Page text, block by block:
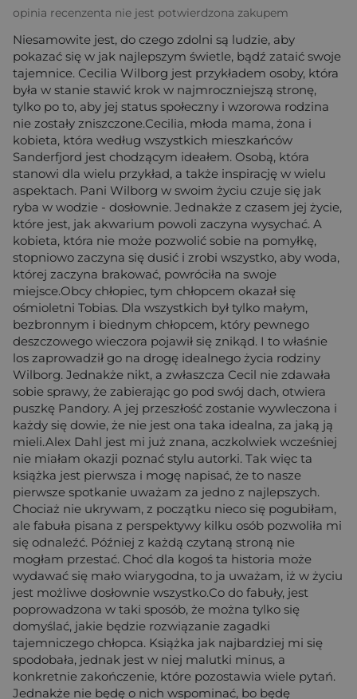
opinia recenzenta nie jest potwierdzona zakupem
Niesamowite jest, do czego zdolni są ludzie, aby
pokazać się w jak najlepszym świetle, bądź zataić swoje
tajemnice. Cecilia Wilborg jest przykładem osoby, która
była w stanie stawić krok w najmroczniejszą stronę,
tylko po to, aby jej status społeczny i wzorowa rodzina
nie zostały zniszczone.Cecilia, młoda mama, żona i
kobieta, która według wszystkich mieszkańców
Sanderfjord jest chodzącym ideałem. Osobą, która
stanowi dla wielu przykład, a także inspirację w wielu
aspektach. Pani Wilborg w swoim życiu czuje się jak
ryba w wodzie - dosłownie. Jednakże z czasem jej życie,
które jest, jak akwarium powoli zaczyna wysychać. A
kobieta, która nie może pozwolić sobie na pomyłkę,
stopniowo zaczyna się dusić i zrobi wszystko, aby woda,
której zaczyna brakować, powróciła na swoje
miejsce.Obcy chłopiec, tym chłopcem okazał się
ośmioletni Tobias. Dla wszystkich był tylko małym,
bezbronnym i biednym chłopcem, który pewnego
deszczowego wieczora pojawił się znikąd. I to właśnie
los zaprowadził go na drogę idealnego życia rodziny
Wilborg. Jednakże nikt, a zwłaszcza Cecil nie zdawała
sobie sprawy, że zabierając go pod swój dach, otwiera
puszkę Pandory. A jej przeszłość zostanie wywleczona i
każdy się dowie, że nie jest ona taka idealna, za jaką ją
mieli.Alex Dahl jest mi już znana, aczkolwiek wcześniej
nie miałam okazji poznać stylu autorki. Tak więc ta
książka jest pierwsza i mogę napisać, że to nasze
pierwsze spotkanie uważam za jedno z najlepszych.
Chociaż nie ukrywam, z początku nieco się pogubiłam,
ale fabuła pisana z perspektywy kilku osób pozwoliła mi
się odnaleźć. Później z każdą czytaną stroną nie
mogłam przestać. Choć dla kogoś ta historia może
wydawać się mało wiarygodna, to ja uważam, iż w życiu
jest możliwe dosłownie wszystko.Co do fabuły, jest
poprowadzona w taki sposób, że można tylko się
domyślać, jakie będzie rozwiązanie zagadki
tajemniczego chłopca. Książka jak najbardziej mi się
spodobała, jednak jest w niej malutki minus, a
konkretnie zakończenie, które pozostawia wiele pytań.
Jednakże nie będę o nich wspominać, bo będę